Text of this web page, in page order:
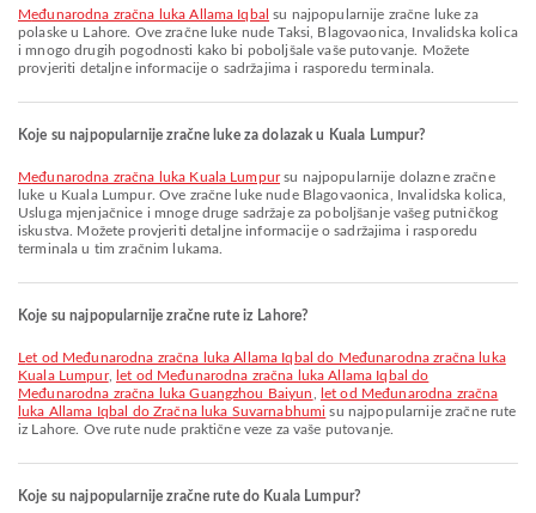
Međunarodna zračna luka Allama Iqbal su najpopularnije zračne luke za
polaske u Lahore. Ove zračne luke nude Taksi, Blagovaonica, Invalidska kolica
i mnogo drugih pogodnosti kako bi poboljšale vaše putovanje. Možete
provjeriti detaljne informacije o sadržajima i rasporedu terminala.
Koje su najpopularnije zračne luke za dolazak u Kuala Lumpur?
Međunarodna zračna luka Kuala Lumpursu najpopularnije dolazne zračne
luke u Kuala Lumpur. Ove zračne luke nude Blagovaonica, Invalidska kolica,
Usluga mjenjačnice i mnoge druge sadržaje za poboljšanje vašeg putničkog
iskustva. Možete provjeriti detaljne informacije o sadržajima i rasporedu
terminala u tim zračnim lukama.
Koje su najpopularnije zračne rute iz Lahore?
let od Međunarodna zračna luka Allama Iqbal do Međunarodna zračna luka
Kuala Lumpur,
let od Međunarodna zračna luka Allama Iqbal do
Međunarodna zračna luka Guangzhou Baiyun
let od Međunarodna zračna
luka Allama Iqbal do Zračna luka Suvarnabhumi su najpopularnije zračne rute
iz Lahore. Ove rute nude praktične veze za vaše putovanje.
Koje su najpopularnije zračne rute do Kuala Lumpur?